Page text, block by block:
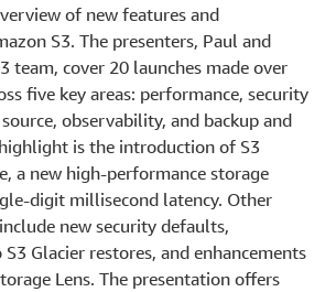
of new features and
S3. The presenters, Paul and
team, cover 20 launches made over
five key areas: performance, security
source, observability, and backup and
is the introduction of S3
a new high-performance storage
digit millisecond latency. Other
new security defaults,
Glacier restores, and enhancements
Lens. The presentation offers